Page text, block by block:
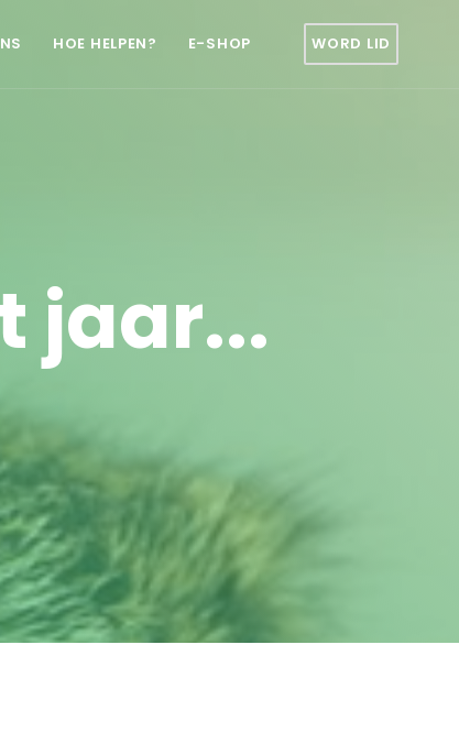
HOE HELPEN? E-SHOP WORD LID
jaar...